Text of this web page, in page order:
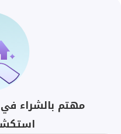
مهتم بالشراء